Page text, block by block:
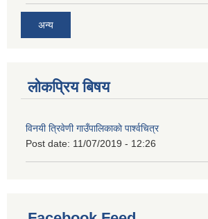
अन्य
लोकप्रिय बिषय
विनयी त्रिवेणी गाउँपालिकाकाे पार्श्वचित्र
Post date: 11/07/2019 - 12:26